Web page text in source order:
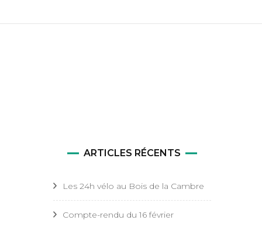
ARTICLES RÉCENTS
Les 24h vélo au Bois de la Cambre
Compte-rendu du 16 février